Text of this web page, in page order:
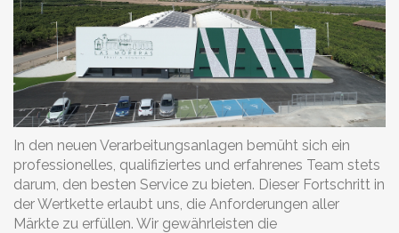
In den neuen Verarbeitungsanlagen bemüht sich ein
professionelles, qualifiziertes und erfahrenes Team stets
darum, den besten Service zu bieten. Dieser Fortschritt in
der Wertkette erlaubt uns, die Anforderungen aller
Märkte zu erfüllen. Wir gewährleisten die